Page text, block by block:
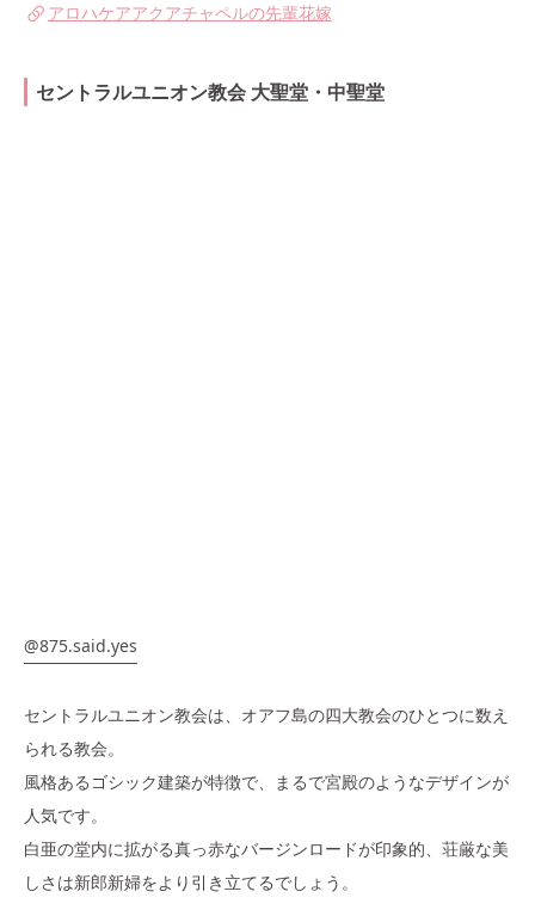
アロハケアアクアチャペルの先輩花嫁
セントラルユニオン教会 大聖堂・中聖堂
@875.said.yes
セントラルユニオン教会は、オアフ島の四大教会のひとつに数え
られる教会。
風格あるゴシック建築が特徴で、まるで宮殿のようなデザインが
人気です。
白亜の堂内に拡がる真っ赤なバージンロードが印象的、荘厳な美
しさは新郎新婦をより引き立てるでしょう。